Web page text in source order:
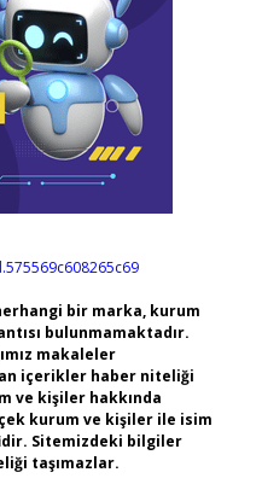
bir marka, kurum
bulunmamaktadır.
makaleler
içerikler haber niteliği
ve kişiler hakkında
kurum ve kişiler ile isim
Sitemizdeki bilgiler
taşımazlar.